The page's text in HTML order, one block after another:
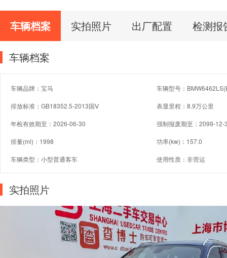
车辆档案 实拍照片 出厂配置 检测报
车辆档案
车辆品牌：宝马 车辆型号：
排放标准：GB18352.5-2013国Ⅴ 表显里程：8.9万公里
年检有效期至：2026-06-30 强制报废期至：2099-12-
排量(ml)：1998 功率(kw)：157.0
车辆类型：小型普通客车 使用性质：非营运
实拍照片